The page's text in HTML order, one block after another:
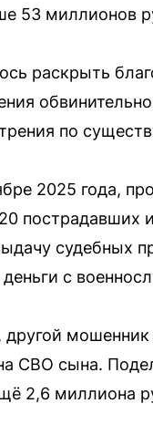
53 миллионов
раскрыть
по
2025 года,
судебных
деньги с
другой
СВО сына.
2,6 миллиона